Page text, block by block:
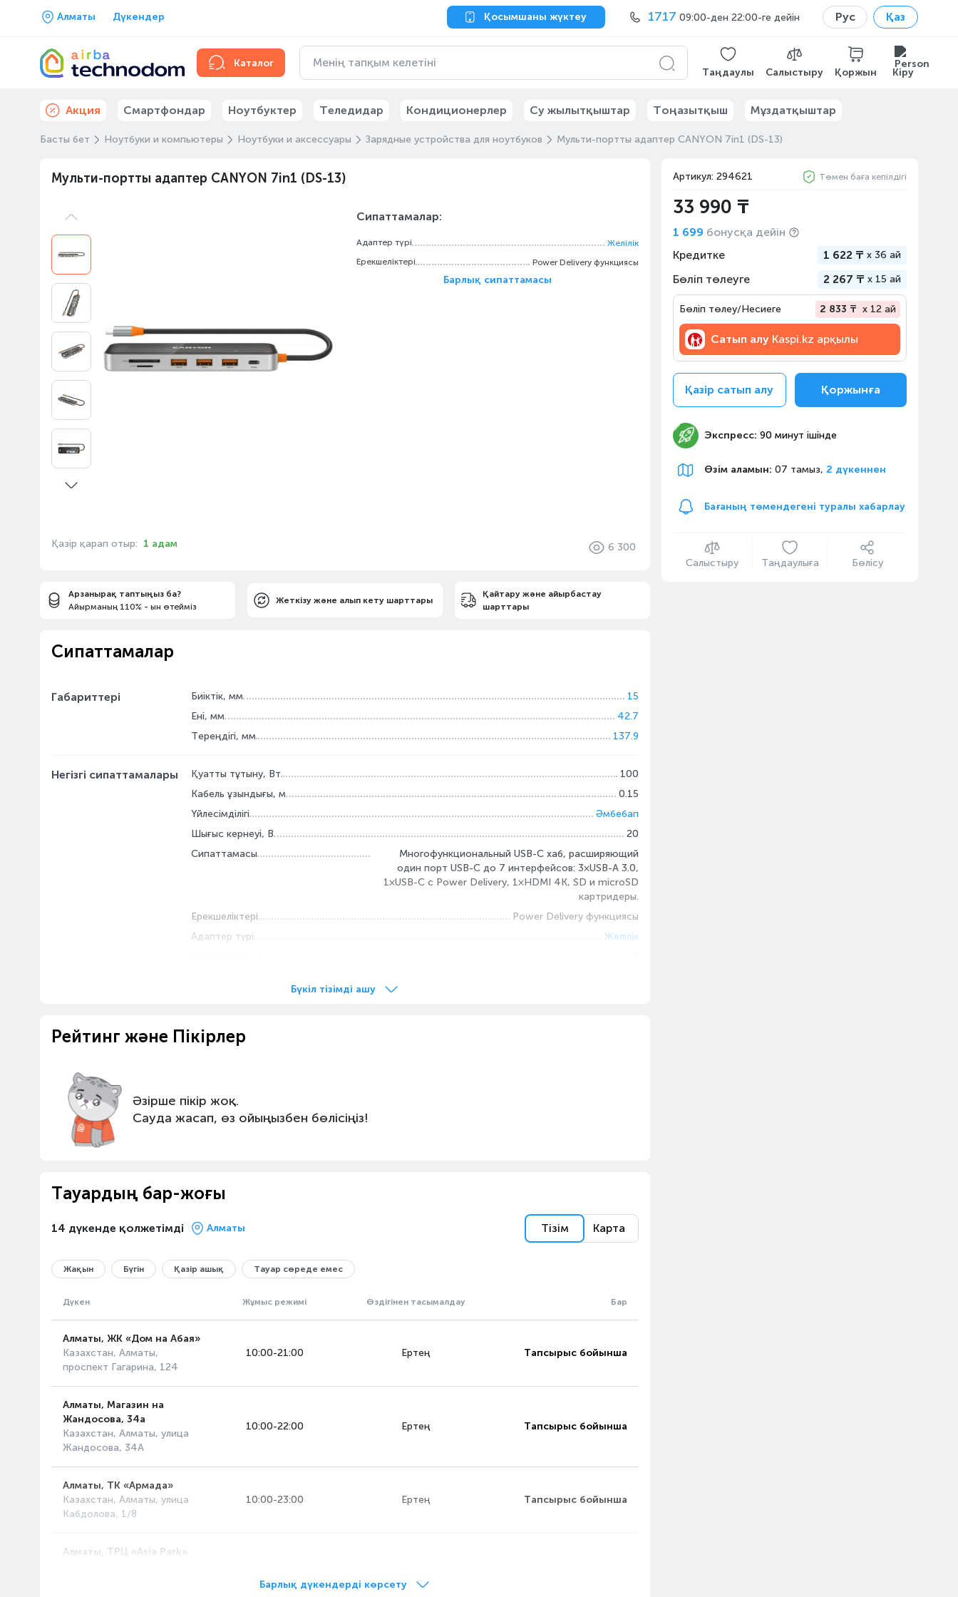
Алматы Дүкендер Қосымшаны жүктеу 1717 09:00-ден 22:00-ге дейін Рус Қаз
Каталог
Таңдаулы Салыстыру Қоржын Кіру
Акция Смартфондар Ноутбуктер Теледидар Кондиционерлер Су жылытқыштар Тоңазытқыш Мұздатқыштар
Басты бет Ноутбуки и компьютеры Ноутбуки и аксессуары Зарядные устройства для ноутбуков Мульти-портты адаптер CANYON 7in1 (DS-13)
Мульти-портты адаптер CANYON 7in1 (DS-13)
Сипаттамалар:
Адаптер түрі
Желілік
Ерекшеліктері
Power Delivery функциясы
Барлық сипаттамасы
Қазір қарап отыр: 1 адам 6 300
Артикул: 294621 Төмен баға кепілдігі
33 990 ₸
1 699 бонусқа дейін
Кредитке
1 622 ₸ x 36 ай
Бөліп төлеуге 2 267 ₸ x 15 ай
Бөліп төлеу/Несиеге 2 833 ₸ x 12 ай
Сатып алу Kaspi.kz арқылы
Қазір сатып алу Қоржынға
Экспресс: 90 минут ішінде
Өзім аламын: 07 тамыз, 2 дүкеннен
Бағаның төмендегені туралы хабарлау
Салыстыру Таңдаулыға Бөлісу
Арзанырақ таптыңыз ба?
Айырманың 110% - ын өтейміз
Жеткізу және алып кету шарттары
Қайтару және айырбастау
шарттары
Сипаттамалар
Габариттері Биіктік, мм
15
Ені, мм
42.7
Тереңдігі, мм
137.9
Негізгі сипаттамалары Қуатты тұтыну, Вт
100
Кабель ұзындығы, м
0.15
Үйлесімділігі
Әмбебап
Шығыс кернеуі, В
20
Сипаттамасы
Многофункциональный USB-C хаб, расширяющий
один порт USB-C до 7 интерфейсов: 3×USB-A 3.0,
1×USB-C с Power Delivery, 1×HDMI 4K, SD и microSD
картридеры.
Ерекшеліктері
Power Delivery функциясы
Адаптер түрі
Желілік
Бүкіл тізімді ашу
Рейтинг және Пікірлер
Әзірше пікір жоқ.
Сауда жасап, өз ойыңызбен бөлісіңіз!
Тауардың бар-жоғы
14 дүкенде қолжетімді Алматы Тізім Карта
Жақын Бүгін Қазір ашық Тауар сөреде емес
Дүкен Жұмыс режимі Өздігінен тасымалдау Бар
Алматы, ЖК «Дом на Абая»
Казахстан, Алматы,
проспект Гагарина, 124
10:00-21:00 Ертең Тапсырыс бойынша
Алматы, Магазин на
Жандосова, 34а
Казахстан, Алматы, улица
Жандосова, 34А
10:00-22:00 Ертең Тапсырыс бойынша
Алматы, ТК «Армада»
Казахстан, Алматы, улица
Кабдолова, 1/8
10:00-23:00 Ертең Тапсырыс бойынша
Алматы, ТРЦ «Asia Park»
Барлық дүкендерді көрсету